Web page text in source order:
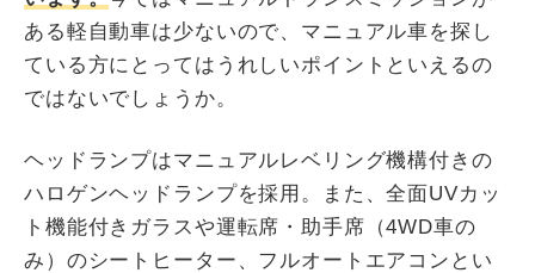
ある軽自動車は少ないので、マニュアル車を探し
ている方にとってはうれしいポイントといえるの
ではないでしょうか。
ヘッドランプはマニュアルレベリング機構付きの
ハロゲンヘッドランプを採用。また、全面UVカッ
ト機能付きガラスや運転席・助手席（4WD車の
み）のシートヒーター、フルオートエアコンとい